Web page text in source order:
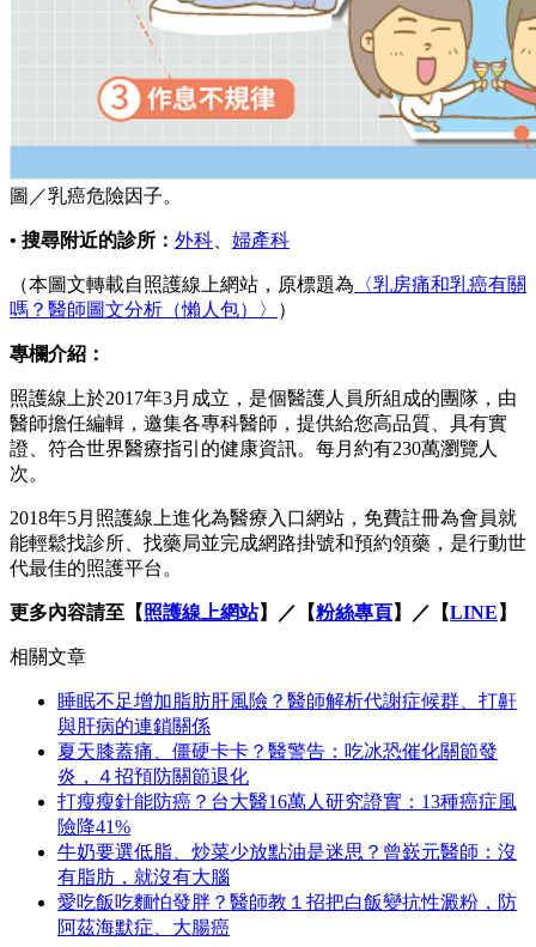
圖／乳癌危險因子。
• 搜尋附近的診所： 外科 婦產科
（本圖文轉載自照護線上網站，原標題為 〈乳房痛和乳癌有關
嗎？醫師圖文分析（懶人包）〉
）
專欄介紹：
照護線上於2017年3月成立，是個醫護人員所組成的團隊，由
醫師擔任編輯，邀集各專科醫師，提供給您高品質、具有實
證、符合世界醫療指引的健康資訊。每月約有230萬瀏覽人
次。
2018年5月照護線上進化為醫療入口網站，免費註冊為會員就
能輕鬆找診所、找藥局並完成網路掛號和預約領藥，是行動世
代最佳的照護平台。
更多內容請至【照護線上網站】／【粉絲專頁】／【LINE 】
相關文章
睡眠不足增加脂肪肝風險？醫師解析代謝症候群、打鼾
與肝病的連鎖關係
夏天膝蓋痛、僵硬卡卡？醫警告：吃冰恐催化關節發
炎，４招預防關節退化
打瘦瘦針能防癌？台大醫16萬人研究證實：13種癌症風
險降41%
牛奶要選低脂、炒菜少放點油是迷思？曾嶔元醫師：沒
有脂肪，就沒有大腦
愛吃飯吃麵怕發胖？醫師教１招把白飯變抗性澱粉，防
阿茲海默症、大腸癌